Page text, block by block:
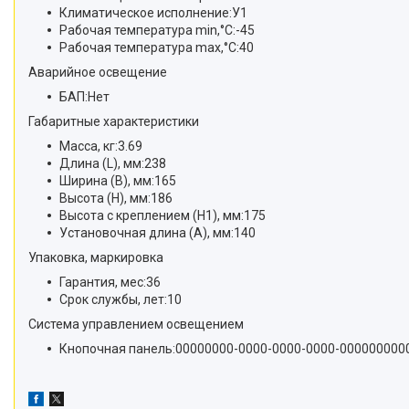
Климатическое исполнение:У1
Рабочая температура min,°C:-45
Рабочая температура max,°C:40
Аварийное освещение
БАП:Нет
Габаритные характеристики
Масса, кг:3.69
Длина (L), мм:238
Ширина (B), мм:165
Высота (H), мм:186
Высота с креплением (H1), мм:175
Установочная длина (A), мм:140
Упаковка, маркировка
Гарантия, мес:36
Срок службы, лет:10
Система управлением освещением
Кнопочная панель:00000000-0000-0000-0000-